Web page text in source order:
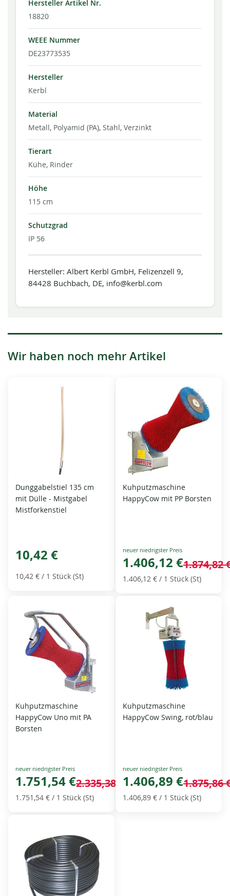
Hersteller Artikel Nr.
18820
WEEE Nummer
DE23773535
Hersteller
Kerbl
Material
Metall, Polyamid (PA), Stahl, Verzinkt
Tierart
Kühe, Rinder
Höhe
115 cm
Schutzgrad
IP 56
Hersteller: Albert Kerbl GmbH, Felizenzell 9,
84428 Buchbach, DE, info@kerbl.com
Wir haben noch mehr Artikel
Dunggabelstiel 135 cm
mit Dülle - Mistgabel
Mistforkenstiel
10,42 €
10,42 € / 1 Stück (St)
Kuhputzmaschine
HappyCow mit PP Borsten
Special
Price
1.406,12 €1.874,82
1.406,12 € / 1 Stück (St)
Kuhputzmaschine
HappyCow Uno mit PA
Borsten
Special
Price
1.751,54 €2.335,38 €
1.751,54 € / 1 Stück (St)
Kuhputzmaschine
HappyCow Swing, rot/blau
Special
Price
1.406,89 €1.875,86
1.406,89 € / 1 Stück (St)